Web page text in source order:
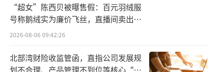
2023年4月登陆科创板时，公司发行价仅3
9.98元；今年5月18日，公司盘中最高触及148
元，创历史新高。5月27日，公司收盘报126.21
元，三年间股价累计涨幅达215.68%；2026年
“超女”陈西贝被曝售假：百元羽绒服
号称鹅绒实为廉价飞丝，直播间卖出超
百万元
2026-08-06 09:42:26
北部湾财险收监管函，直指公司发展规
划不合理、产品管理不到位等核心“痛